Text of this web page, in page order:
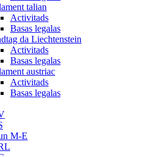
talian
Activitads
Basas legalas
da Liechtenstein
Activitads
Basas legalas
austriac
Activitads
Basas legalas
M-E